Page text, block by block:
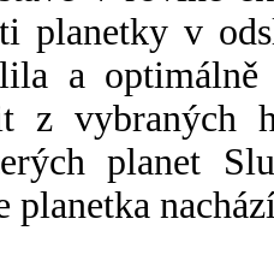
planetky v
a
z vybraných
planet
planetka